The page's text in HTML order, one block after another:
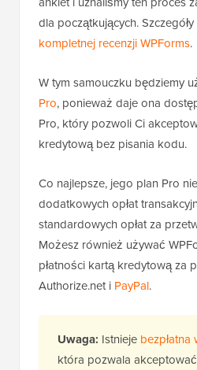
dla początkujących.
kompletnej recenzji WPForms.
W tym samouczku będziemy
Pro, ponieważ daje ona
Pro, który pozwoli Ci
kredytową bez pisania kodu.
Co najlepsze, jego plan Pro
dodatkowych opłat
standardowych opłat za
Możesz również używać
płatności kartą kredytową za
Authorize.net i PayPal.
Uwaga: Istnieje bezpłatna
która pozwala